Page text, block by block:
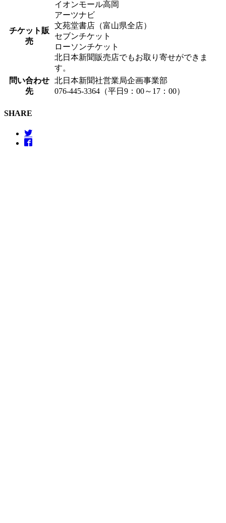
チケット販
売
イオンモール高岡
アーツナビ
文苑堂書店（富山県全店）
セブンチケット
ローソンチケット
北日本新聞販売店でもお取り寄せができま
す。
問い合わせ
先
北日本新聞社営業局企画事業部
076-445-3364（平日9：00～17：00）
SHARE